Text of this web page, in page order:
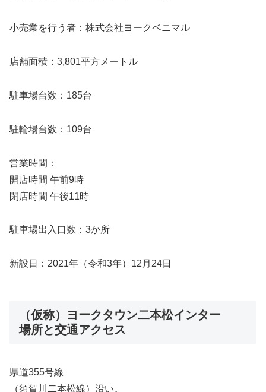
小売業を行う者：株式会社ヨークベニマル
店舗面積：3,801平方メートル
駐車場台数：185台
駐輪場台数：109台
営業時間：
開店時間 午前9時
閉店時間 午後11時
駐車場出入口数：3か所
新設日：2021年（令和3年）12月24日
（仮称）ヨークタウン二本松インター
場所と交通アクセス
県道355号線
（須賀川二本松線）沿い。